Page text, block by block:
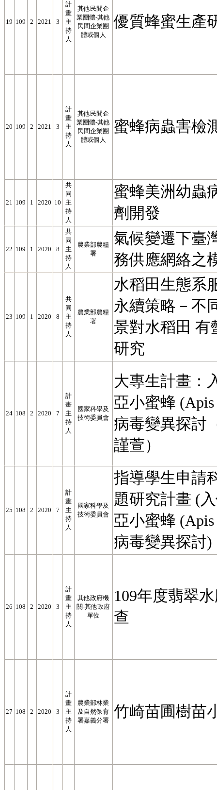
19 109 2 2021 3
計
畫
主
持
人
其他民間企
業團體-其他
民間企業團
體或個人
優質蜂蜜生產
20 109 2 2021 3
計
畫
主
持
人
其他民間企
業團體-其他
民間企業團
體或個人
蜜蜂病蟲害檢
21 109 1 2020 10
共
同
主
持
人
蜜蜂美洲幼蟲
劑開發
22 109 1 2020 8
共
同
主
持
人
農業部農糧
署
氣候變遷下臺
務供應網絡之
23 109 1 2020 8
共
同
主
持
人
農業部農糧
署
水稻田生態系
永續策略－不
景對水稻田 有
研究
24 108 2 2020 7
計
畫
主
持
人
國家科學及
技術委員會
大專生計畫：
亞小蜜蜂
病毒變異探討
謹萱）
25 108 2 2020 7
計
畫
主
持
人
國家科學及
技術委員會
指導學生申請
題研究計畫 (
亞小蜜蜂
病毒變異探討)
26 108 2 2020 3
計
畫
主
持
人
其他政府機
關-其他政府
單位
109年度翡翠
查
27 108 2 2020 3
計
畫
主
持
人
農業部林業
及自然保育
署嘉義分署
竹崎苗圃樹苗